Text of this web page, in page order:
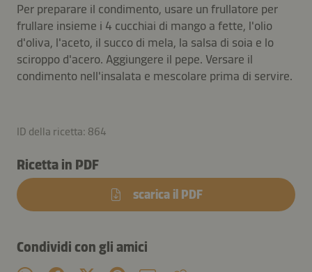
Per preparare il condimento, usare un frullatore per
frullare insieme i 4 cucchiai di mango a fette, l'olio
d'oliva, l'aceto, il succo di mela, la salsa di soia e lo
sciroppo d'acero. Aggiungere il pepe. Versare il
condimento nell'insalata e mescolare prima di servire.
ID della ricetta: 864
Ricetta in PDF
scarica il PDF
Condividi con gli amici